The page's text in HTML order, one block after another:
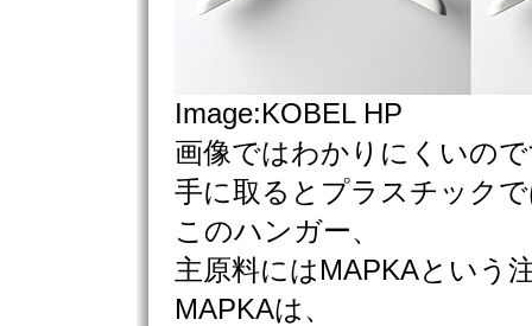
Image:KOBEL HP
画像ではわかりにくいの
手に取るとプラスチック
このハンガー、
主原料にはMAPKAという
MAPKAは、